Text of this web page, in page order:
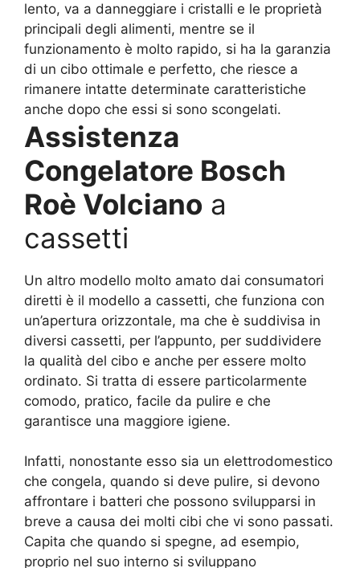
lento, va a danneggiare i cristalli e le proprietà
principali degli alimenti, mentre se il
funzionamento è molto rapido, si ha la garanzia
di un cibo ottimale e perfetto, che riesce a
rimanere intatte determinate caratteristiche
anche dopo che essi si sono scongelati.
Assistenza
Congelatore Bosch
Roè Volciano a
cassetti
Un altro modello molto amato dai consumatori
diretti è il modello a cassetti, che funziona con
un’apertura orizzontale, ma che è suddivisa in
diversi cassetti, per l’appunto, per suddividere
la qualità del cibo e anche per essere molto
ordinato. Si tratta di essere particolarmente
comodo, pratico, facile da pulire e che
garantisce una maggiore igiene.
Infatti, nonostante esso sia un elettrodomestico
che congela, quando si deve pulire, si devono
affrontare i batteri che possono svilupparsi in
breve a causa dei molti cibi che vi sono passati.
Capita che quando si spegne, ad esempio,
proprio nel suo interno si sviluppano